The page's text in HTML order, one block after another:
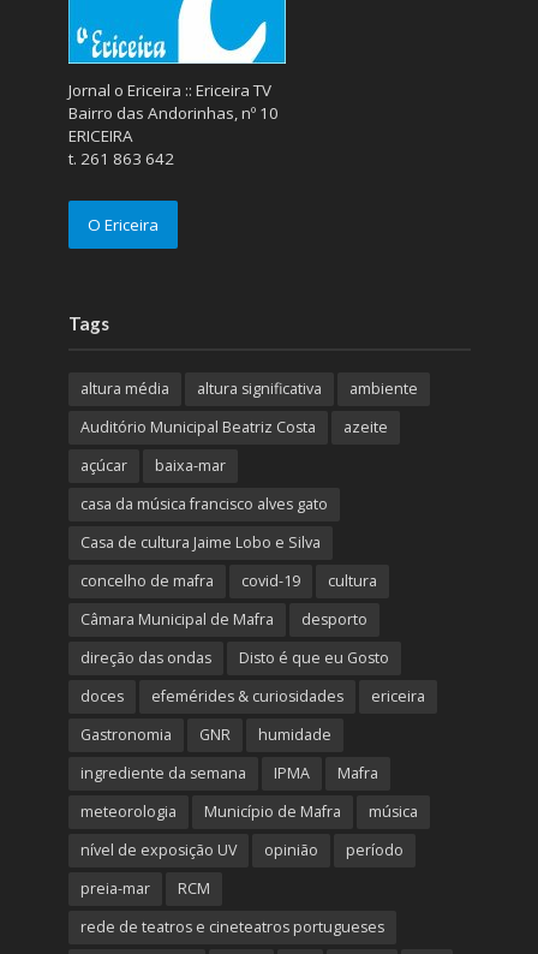
Jornal o Ericeira :: Ericeira TV
Bairro das Andorinhas, nº 10
ERICEIRA
t. 261 863 642
O Ericeira
Tags
altura média altura significativa
ambiente
Auditório Municipal Beatriz Costa
azeite
açúcar
baixa-mar
casa da música francisco alves gato
Casa de cultura Jaime Lobo e Silva
concelho de mafra
covid-19
cultura
Câmara Municipal de Mafra
desporto
direção das ondas
Disto é que eu Gosto
doces
efemérides & curiosidades
ericeira
Gastronomia
GNR
humidade
ingrediente da semana
IPMA
Mafra
meteorologia
Município de Mafra
música
nível de exposição UV
opinião
período
preia-mar
RCM
rede de teatros e cineteatros portugueses